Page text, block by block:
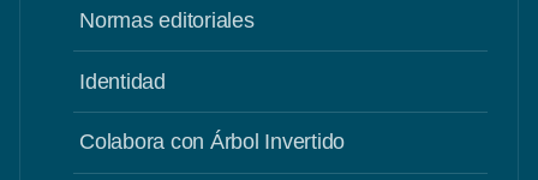
Normas editoriales
Identidad
Colabora con Árbol Invertido